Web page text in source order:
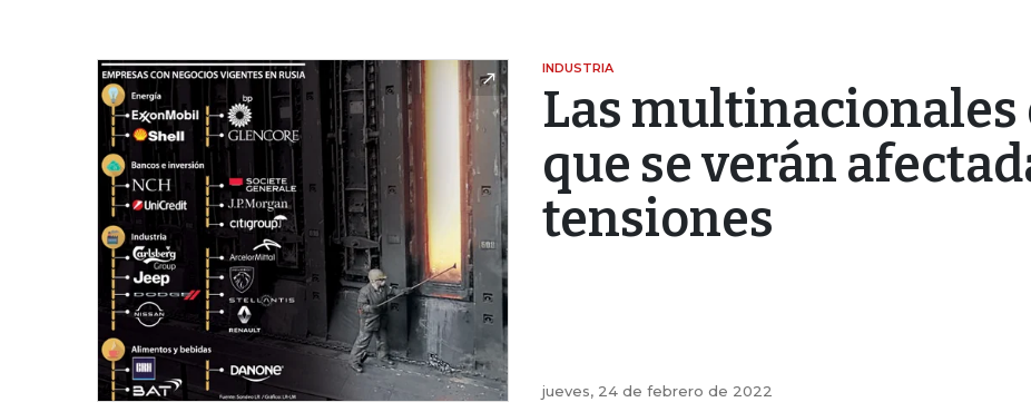
INDUSTRIA
Las multinacionales
que se verán
tensiones
jueves, 24 de febrero de 2022